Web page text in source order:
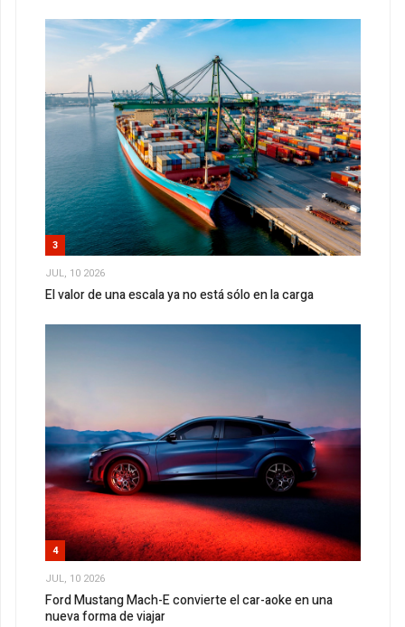
3
JUL, 10 2026
El valor de una escala ya no está sólo en la carga
4
JUL, 10 2026
Ford Mustang Mach-E convierte el car-aoke en una
nueva forma de viajar